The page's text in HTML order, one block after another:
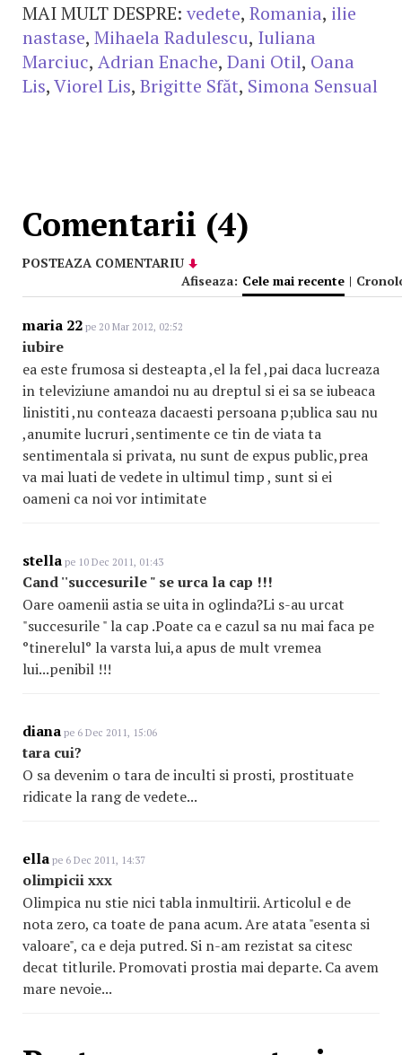
MAI MULT DESPRE: vedete, Romania, ilie
nastase, Mihaela Radulescu, Iuliana
Marciuc, Adrian Enache, Dani Otil, Oana
Lis,Viorel Lis, Brigitte Sfăt, Simona Sensual
Comentarii (4)
POSTEAZA COMENTARIU
Afiseaza: Cele mai recente |
maria 22 pe 20 Mar 2012, 02:52
iubire
ea este frumosa si desteapta ,el la fel ,pai daca lucreaza
in televiziune amandoi nu au dreptul si ei sa se iubeaca
linistiti ,nu conteaza dacaesti persoana p;ublica sau nu
,anumite lucruri ,sentimente ce tin de viata ta
sentimentala si privata, nu sunt de expus public,prea
va mai luati de vedete in ultimul timp , sunt si ei
oameni ca noi vor intimitate
stella pe 10 Dec 2011, 01:43
Cand ''succesurile " se urca la cap !!!
Oare oamenii astia se uita in oglinda?Li s-au urcat
"succesurile " la cap .Poate ca e cazul sa nu mai faca pe
°tinerelul° la varsta lui,a apus de mult vremea
lui...penibil !!!
diana pe 6 Dec 2011, 15:06
tara cui?
O sa devenim o tara de inculti si prosti, prostituate
ridicate la rang de vedete...
ella pe 6 Dec 2011, 14:37
olimpicii xxx
Olimpica nu stie nici tabla inmultirii. Articolul e de
nota zero, ca toate de pana acum. Are atata "esenta si
valoare", ca e deja putred. Si n-am rezistat sa citesc
decat titlurile. Promovati prostia mai departe. Ca avem
mare nevoie...